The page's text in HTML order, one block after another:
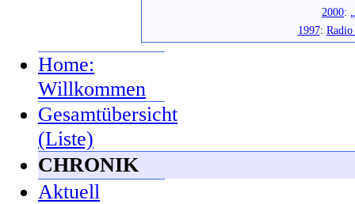
2000:
1997:
Home:
Willkommen
Gesamtübersicht
(Liste)
CHRONIK
Aktuell